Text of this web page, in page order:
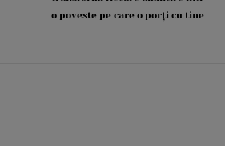
o poveste pe care o porți cu tine